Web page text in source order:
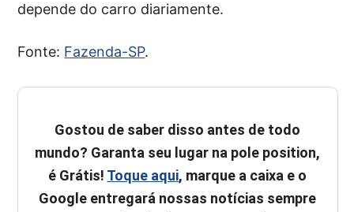
depende do carro diariamente.
Fonte: Fazenda-SP.
Gostou de saber disso antes de todo
mundo? Garanta seu lugar na pole position,
é Grátis! Toque aqui, marque a caixa e o
Google entregará nossas notícias sempre